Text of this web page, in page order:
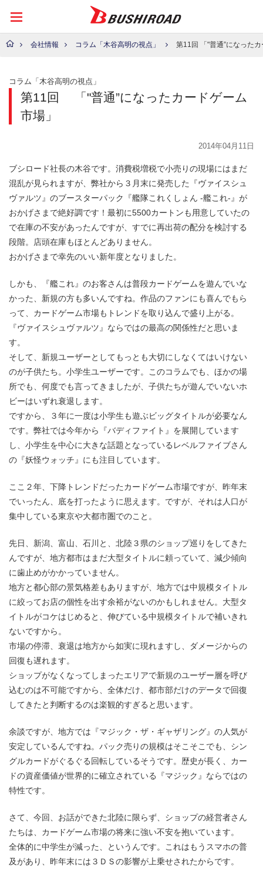
会社情報 コラム「木谷高明の視点」 第11回 「"普通”になったカー
コラム「木谷高明の視点」
第11回
「"普通”になったカードゲーム
市場」
2014年04月11日
ブシロード社長の木谷です。消費税増税で小売りの現場にはまだ
混乱が見られますが、弊社から３月末に発売した『ヴァイスシュ
ヴァルツ』のブースターパック『艦隊これくしょん -艦これ-』が
おかげさまで絶好調です！最初に5500カートンも用意していたの
で在庫の不安があったんですが、すでに再出荷の配分を検討する
段階。店頭在庫もほとんどありません。
おかげさまで幸先のいい新年度となりました。
しかも、『艦これ』のお客さんは普段カードゲームを遊んでいな
かった、新規の方も多いんですね。作品のファンにも喜んでもら
って、カードゲーム市場もトレンドを取り込んで盛り上がる。
『ヴァイスシュヴァルツ』ならではの最高の関係性だと思いま
す。
そして、新規ユーザーとしてもっとも大切にしなくてはいけない
のが子供たち。小学生ユーザーです。このコラムでも、ほかの場
所でも、何度でも言ってきましたが、子供たちが遊んでいないホ
ビーはいずれ衰退します。
ですから、３年に一度は小学生も遊ぶビッグタイトルが必要なん
です。弊社では今年から『バディファイト』を展開しています
し、小学生を中心に大きな話題となっているレベルファイブさん
の『妖怪ウォッチ』にも注目しています。
ここ２年、下降トレンドだったカードゲーム市場ですが、昨年末
でいったん、底を打ったように思えます。ですが、それは人口が
集中している東京や大都市圏でのこと。
先日、新潟、富山、石川と、北陸３県のショップ巡りをしてきた
んですが、地方都市はまだ大型タイトルに頼っていて、減少傾向
に歯止めがかかっていません。
地方と都心部の景気格差もありますが、地方では中規模タイトル
に絞ってお店の個性を出す余裕がないのかもしれません。大型タ
イトルがコケはじめると、伸びている中規模タイトルで補いきれ
ないですから。
市場の停滞、衰退は地方から如実に現れますし、ダメージからの
回復も遅れます。
ショップがなくなってしまったエリアで新規のユーザー層を呼び
込むのは不可能ですから、全体だけ、都市部だけのデータで回復
してきたと判断するのは楽観的すぎると思います。
余談ですが、地方では『マジック・ザ・ギャザリング』の人気が
安定しているんですね。パック売りの規模はそこそこでも、シン
グルカードがぐるぐる回転しているそうです。歴史が長く、カー
ドの資産価値が世界的に確立されている『マジック』ならではの
特性です。
さて、今回、お話ができた北陸に限らず、ショップの経営者さん
たちは、カードゲーム市場の将来に強い不安を抱いています。
全体的に中学生が減った、というんです。これはもうスマホの普
及があり、昨年末には３ＤＳの影響が上乗せされたからです。